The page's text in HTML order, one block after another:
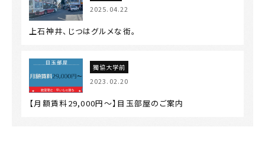
2025.04.22
上石神井、じつはグルメな街。
獨協大学前
2023.02.20
【月額賃料29,000円～】目玉部屋のご案内